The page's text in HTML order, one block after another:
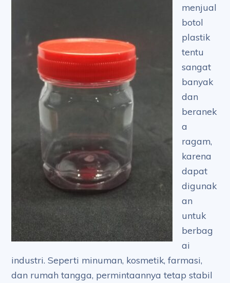
menjual
botol
plastik
tentu
sangat
banyak
dan
beranek
a
ragam,
karena
dapat
digunak
an
untuk
berbag
ai
industri. Seperti minuman, kosmetik, farmasi,
dan rumah tangga, permintaannya tetap stabil